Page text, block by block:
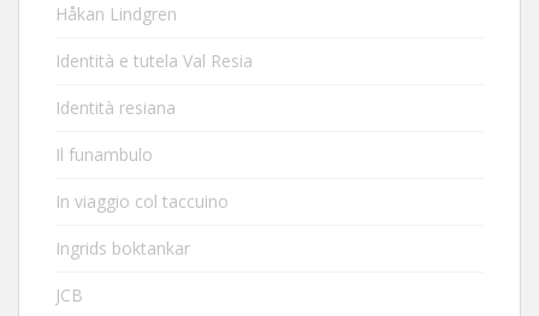
Håkan Lindgren
Identità e tutela Val Resia
Identità resiana
Il funambulo
In viaggio col taccuino
Ingrids boktankar
JCB